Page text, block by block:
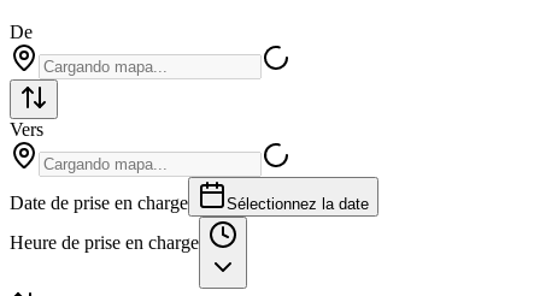
De
Vers
Date de prise en charge Sélectionnez la date
Heure de prise en charge